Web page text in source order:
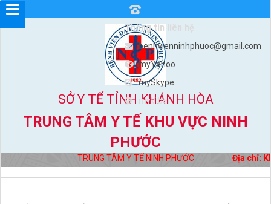
SỞ Y TẾ TỈNH KHÁNH HÒA
TRUNG TÂM Y TẾ KHU VỰC NINH
PHƯỚC
TRUNG TÂM Y TẾ NINH PHƯỚC Địa chỉ: Khu
Thông tin liên hệ
benhvienninhphuoc@gmail.com
myYahoo
mySkype
myViber